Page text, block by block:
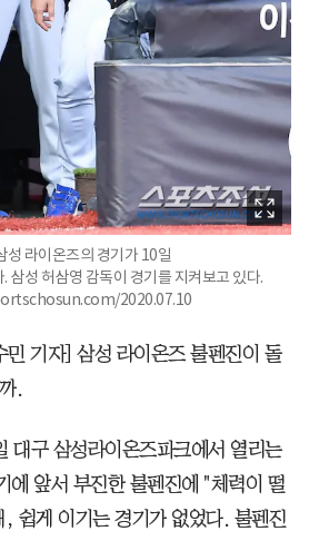
라이온즈의 경기가 10일
삼성 허삼영 감독이 경기를 지켜보고 있다.
2020.07.10
민 기자] 삼성 라이온즈 불펜진이 돌
.
대구 삼성라이온즈파크에서 열리는
에 앞서 부진한 불펜진에 "체력이 떨
쉽게 이기는 경기가 없었다. 불펜진